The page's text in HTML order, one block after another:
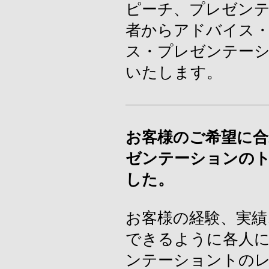
ピーチ、プレゼン
者からアドバイス
ス・プレゼンテー
いたします。
お客様のご希望に
ゼンテーションの
した。
お客様の経験、実
できるように各人
ンテーショントの